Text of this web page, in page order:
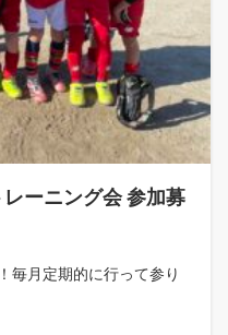
ーニング会 参加募
毎月定期的に行って参り